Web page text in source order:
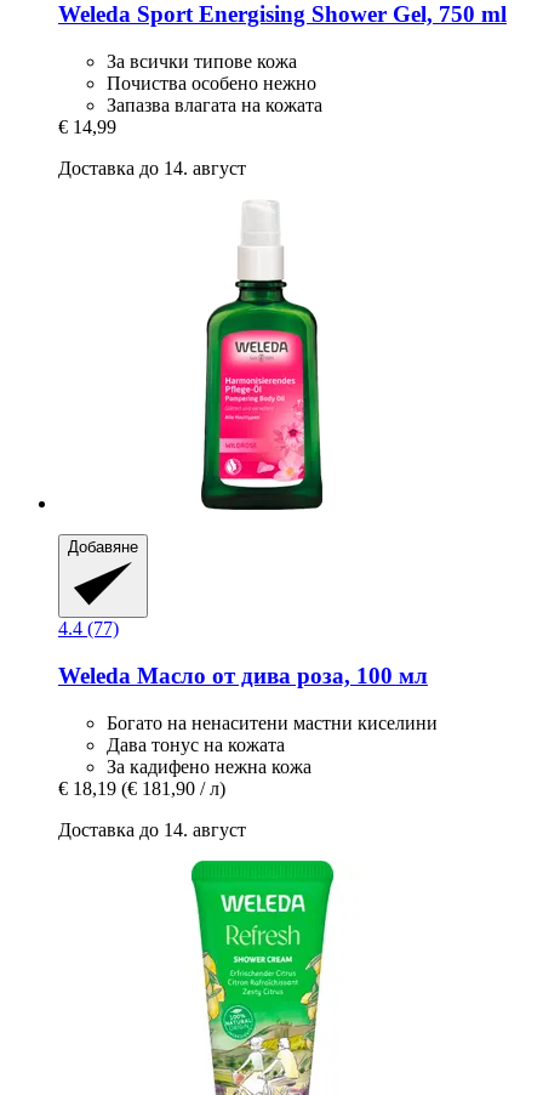
Weleda Sport Energising Shower Gel, 750 ml
За всички типове кожа
Почиства особено нежно
Запазва влагата на кожата
€ 14,99
Доставка до 14. август
Добавяне
4.4 (77)
Weleda Масло от дива роза, 100 мл
Богато на ненаситени мастни киселини
Дава тонус на кожата
За кадифено нежна кожа
€ 18,19 (€ 181,90 / л)
Доставка до 14. август